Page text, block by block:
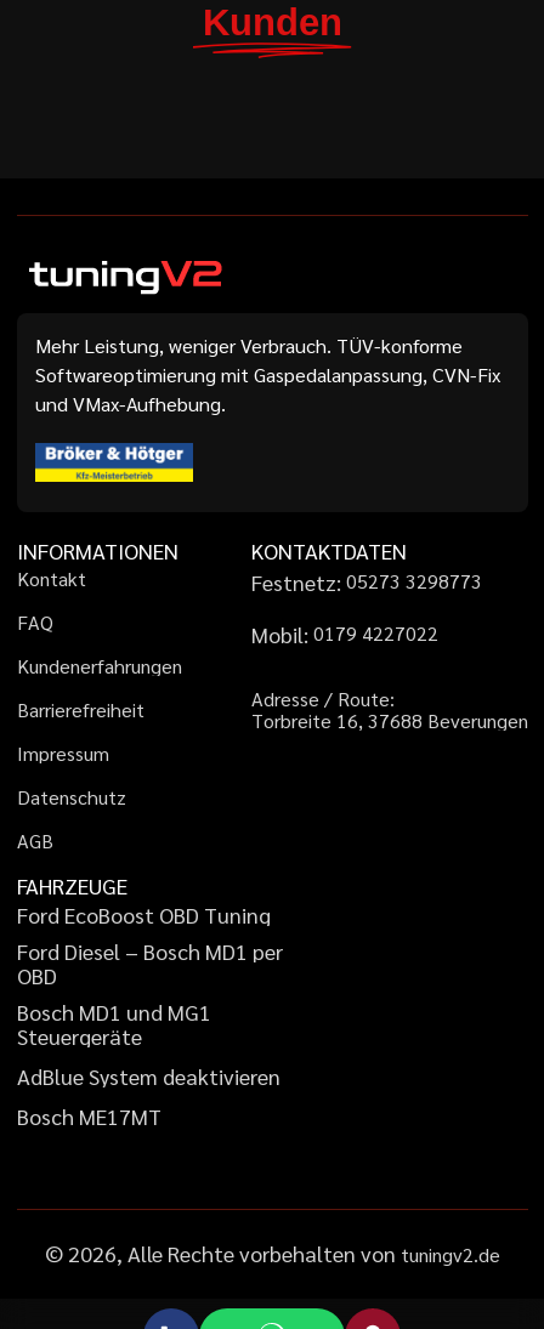
Kunden
Mehr Leistung, weniger Verbrauch. TÜV-konforme
Softwareoptimierung mit Gaspedalanpassung, CVN-Fix
und VMax-Aufhebung.
INFORMATIONEN
Kontakt
FAQ
Kundenerfahrungen
Barrierefreiheit
Impressum
Datenschutz
AGB
KONTAKTDATEN
Festnetz: 05273 3298773
Mobil: 01 79 4227022
Adresse / Route:
Torbreite 16, 37688 Beverungen
FAHRZEUGE
Ford EcoBoost OBD Tuning
Ford Diesel – Bosch MD1 per
OBD
Bosch MD1 und MG1
Steuergeräte
AdBlueSystem deaktivieren
Bosch ME17MT
© 2026, Alle Rechte vorbehalten von tuningv2.de